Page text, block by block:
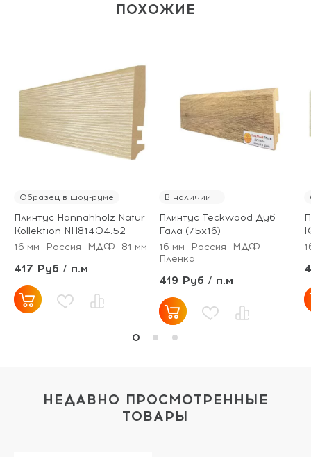
ПОХОЖИЕ
Образец в шоу-руме
Плинтус Hannahholz Natur
Kollektion NH81404.52
16 мм
Россия МДФ 81 мм
417 Руб / п.м
В наличии
Плинтус Teckwood Дуб
Гала (75х16)
16 мм
Россия
МДФ
Пленка
419 Руб / п.м
НЕДАВНО ПРОСМОТРЕННЫЕ
ТОВАРЫ